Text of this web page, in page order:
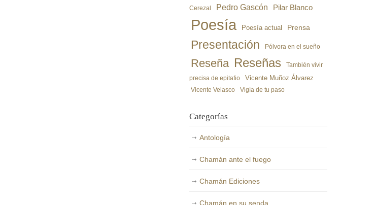
Cerezal
Pedro Gascón Pilar Blanco
Poesía Poesía actual Prensa
Presentación Pólvora en el sueño
Reseña Reseñas
También vivir
precisa de epitafio
Vicente Muñoz Álvarez
Vicente Velasco
Vigía de tu paso
Categorías
Antología
Chamán ante el fuego
Chamán Ediciones
Chamán en su senda